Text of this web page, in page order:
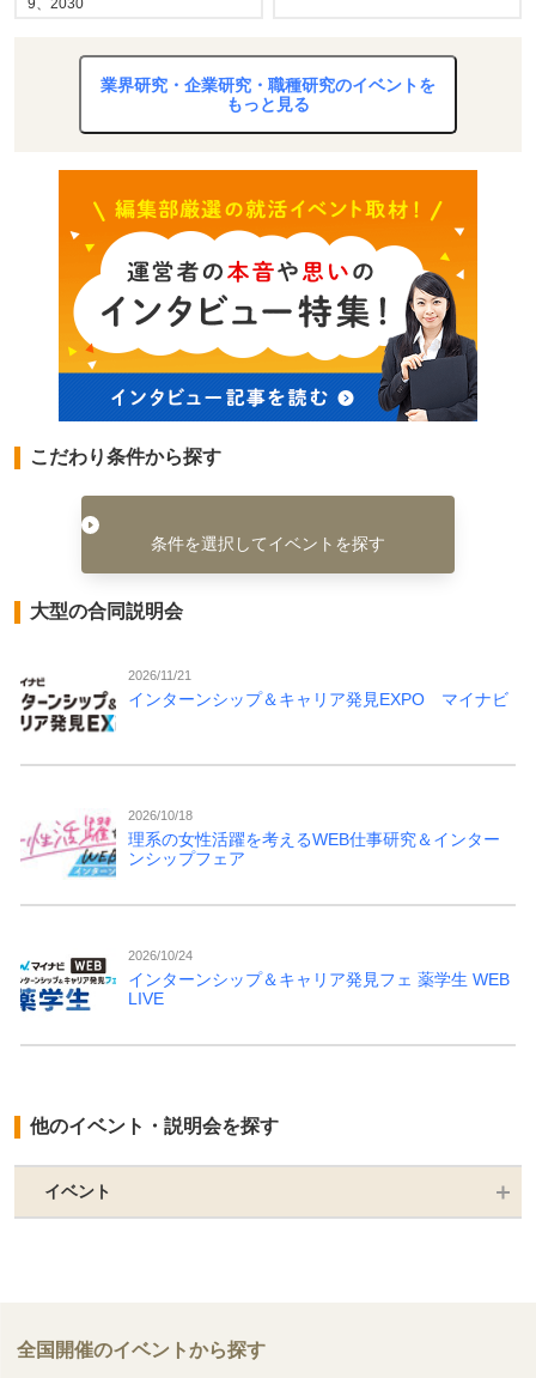
9、2030
業界研究・企業研究・職種研究のイベントを
もっと見る
こだわり条件から探す
条件を選択してイベントを探す
大型の合同説明会
2026/11/21
インターンシップ＆キャリア発見EXPO マイナビ
2026/10/18
理系の女性活躍を考えるWEB仕事研究＆インター
ンシップフェア
2026/10/24
インターンシップ＆キャリア発見フェ 薬学生 WEB
LIVE
他のイベント・説明会を探す
イベント
全国開催のイベントから探す